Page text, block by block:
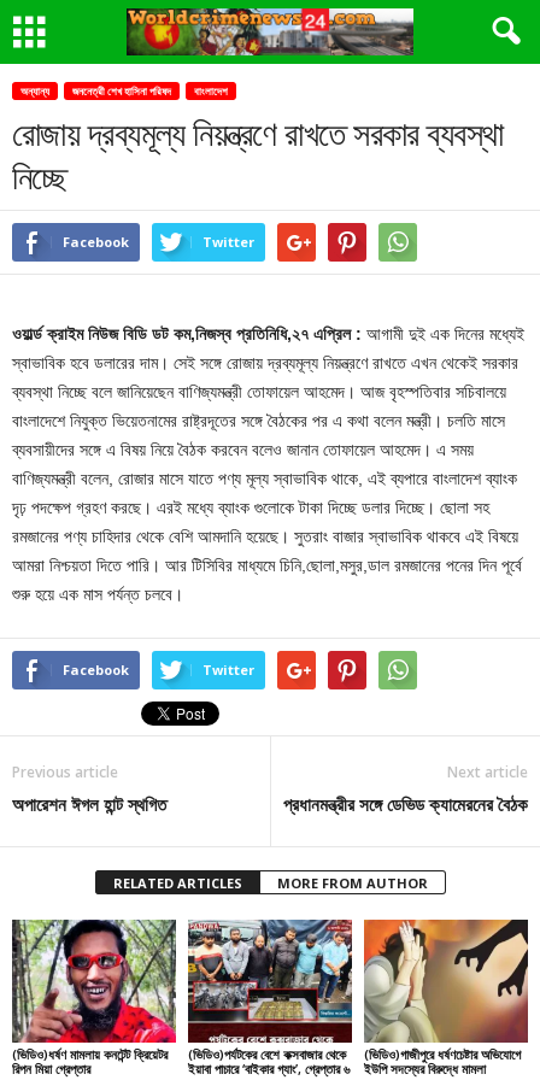
অন্যান্য জননেত্রী শেখ হাসিনা পরিষদ বাংলাদেশ
রোজায় দ্রব্যমূল্য নিয়ন্ত্রণে রাখতে সরকার ব্যবস্থা
নিচ্ছে
Facebook Twitter
ওয়ার্ল্ড ক্রাইম নিউজ বিডি ডট কম,নিজস্ব প্রতিনিধি,২৭ এপ্রিল : আগামী দুই এক দিনের মধ্যেই
স্বাভাবিক হবে ডলারের দাম। সেই সঙ্গে রোজায় দ্রব্যমূল্য নিয়ন্ত্রণে রাখতে এখন থেকেই সরকার
ব্যবস্থা নিচ্ছে বলে জানিয়েছেন বাণিজ্যমন্ত্রী তোফায়েল আহমেদ। আজ বৃহস্পতিবার সচিবালয়ে
বাংলাদেশে নিযুক্ত ভিয়েতনামের রাষ্ট্রদূতের সঙ্গে বৈঠকের পর এ কথা বলেন মন্ত্রী। চলতি মাসে
ব্যবসায়ীদের সঙ্গে এ বিষয় নিয়ে বৈঠক করবেন বলেও জানান তোফায়েল আহমেদ। এ সময়
বাণিজ্যমন্ত্রী বলেন, রোজার মাসে যাতে পণ্য মূল্য স্বাভাবিক থাকে, এই ব্যপারে বাংলাদেশ ব্যাংক
দৃঢ় পদক্ষেপ গ্রহণ করছে। এরই মধ্যে ব্যাংক গুলোকে টাকা দিচ্ছে ডলার দিচ্ছে। ছোলা সহ
রমজানের পণ্য চাহিদার থেকে বেশি আমদানি হয়েছে। সুতরাং বাজার স্বাভাবিক থাকবে এই বিষয়ে
আমরা নিশ্চয়তা দিতে পারি। আর টিসিবির মাধ্যমে চিনি,ছোলা,মসুর,ডাল রমজানের পনের দিন পূর্বে
শুরু হয়ে এক মাস পর্যন্ত চলবে।
Facebook Twitter
Previous article
অপারেশন ঈগল হান্ট স্থগিত
Next article
প্রধানমন্ত্রীর সঙ্গে ডেভিড ক্যামেরনের বৈঠক
RELATED ARTICLES MORE FROM AUTHOR
(ভিডিও)ধর্ষণ মামলায় কনটেন্ট ক্রিয়েটর
রিপন মিয়া গ্রেপ্তার
(ভিডিও)পর্যটকের বেশে কক্সবাজার থেকে
ইয়াবা পাচারে ‘বাইকার গ্যাং’, গ্রেপ্তার ৬
(ভিডিও)গাজীপুরে ধর্ষণচেষ্টার অভিযোগে
ইউপি সদস্যের বিরুদ্ধে মামলা